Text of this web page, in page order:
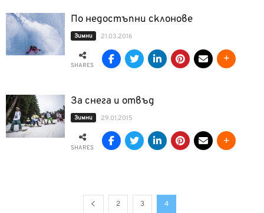
По недостъпни склонове
Зимни 21.03.2016
SHARES
За снега и отвъд
Зимни 29.01.2015
SHARES
2 3 4